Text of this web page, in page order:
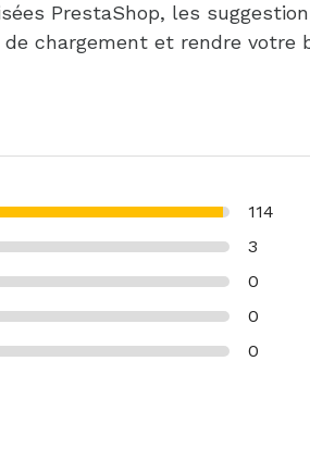
PrestaShop, les
chargement et rendre votre
114
3
0
0
0